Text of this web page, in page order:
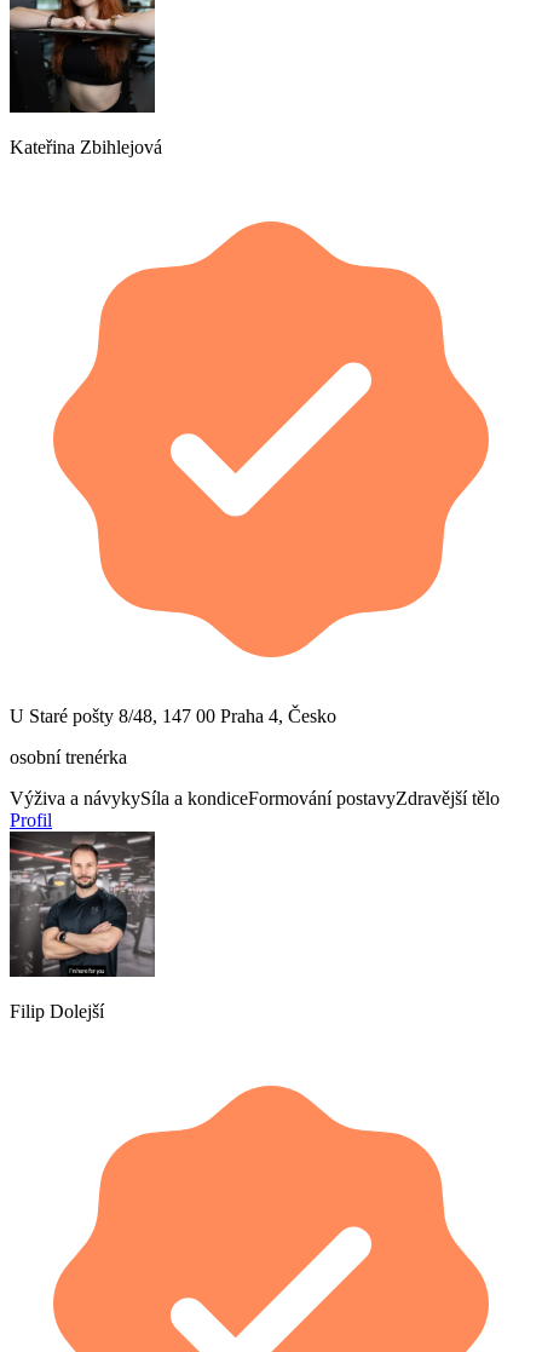
Kateřina Zbihlejová
U Staré pošty 8/48, 147 00 Praha 4, Česko
osobní trenérka
Výživa a návykySíla a kondiceFormování postavyZdravější tělo
Profil
Filip Dolejší